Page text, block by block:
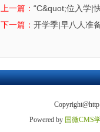
上一篇： “C&quot;位入学|
下一篇： 开学季|早八人准
Powered by 国微CMS